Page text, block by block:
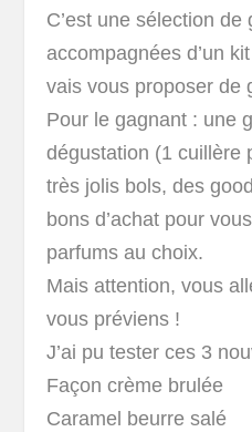
C’est une sélection
accompagnées d’un
vais vous proposer de
Pour le gagnant : une
dégustation (1 cuillère
très jolis bols, des
bons d’achat pour
parfums au choix.
Mais attention, vous
vous préviens !
J’ai pu tester ces 3
Façon crème brulée
Caramel beurre salé